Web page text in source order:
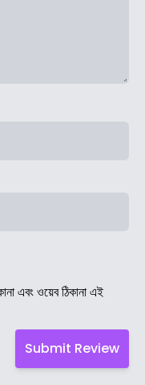
এবং ওয়েব ঠিকানা এই